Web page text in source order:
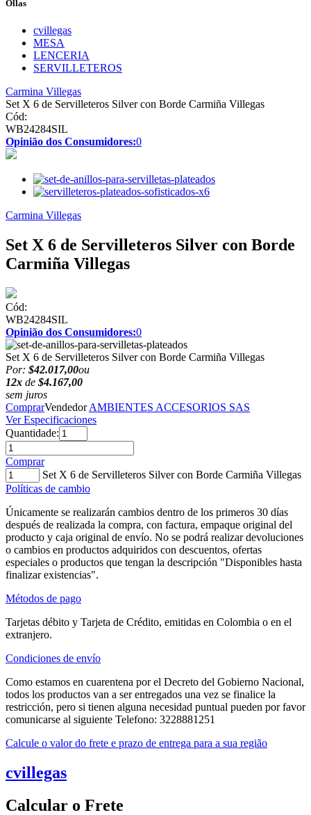
Ollas
cvillegas
MESA
LENCERIA
SERVILLETEROS
Carmina Villegas
Set X 6 de Servilleteros Silver con Borde Carmiña Villegas
Cód:
WB24284SIL
Opinião dos Consumidores:0
Carmina Villegas
Set X 6 de Servilleteros Silver con Borde
Carmiña Villegas
Cód:
WB24284SIL
Opinião dos Consumidores:0
Set X 6 de Servilleteros Silver con Borde Carmiña Villegas
Por: $42.017,00ou
12x de $4.167,00
sem juros
ComprarVendedor AMBIENTES ACCESORIOS SAS
Ver Especificaciones
Quantidade:
Comprar
Set X 6 de Servilleteros Silver con Borde Carmiña Villegas
Políticas de cambio
Únicamente se realizarán cambios dentro de los primeros 30 días
después de realizada la compra, con factura, empaque original del
producto y caja original de envío. No se podrá realizar devoluciones
o cambios en productos adquiridos con descuentos, ofertas
especiales o productos que tengan la descripción "Disponibles hasta
finalizar existencias".
Métodos de pago
Tarjetas débito y Tarjeta de Crédito, emitidas en Colombia o en el
extranjero.
Condiciones de envío
Como estamos en cuarentena por el Decreto del Gobierno Nacional,
todos los productos van a ser entregados una vez se finalice la
restricción, pero si tienen alguna necesidad puntual pueden por favor
comunicarse al siguiente Telefono: 3228881251
Calcule o valor do frete e prazo de entrega para a sua região
cvillegas
Calcular o Frete